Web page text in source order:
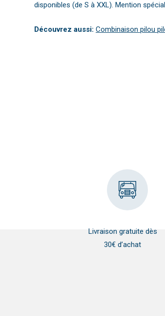
disponibles (de S à XXL). Mention
Découvrez aussi: Combinaison pilou
Livraison gratuite dès
30€ d’achat